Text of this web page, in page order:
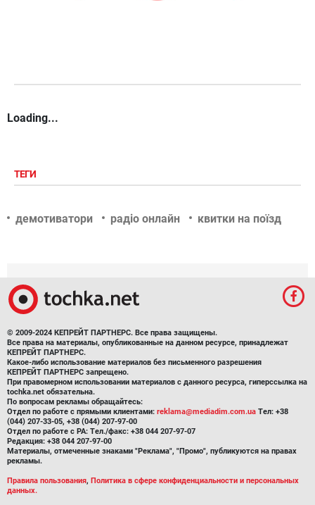
Loading...
ТЕГИ
демотиватори радіо онлайн квитки на поїзд
© 2009-2024 КЕПРЕЙТ ПАРТНЕРС. Все права защищены.
Все права на материалы, опубликованные на данном ресурсе, принадлежат
КЕПРЕЙТ ПАРТНЕРС.
Какое-либо использование материалов без письменного разрешения
КЕПРЕЙТ ПАРТНЕРС запрещено.
При правомерном использовании материалов с данного ресурса, гиперссылка на
tochka.net обязательна.
По вопросам рекламы обращайтесь:
Отдел по работе с прямыми клиентами: reklama@mediadim.com.ua Тел: +38
(044) 207-33-05, +38 (044) 207-97-00
Отдел по работе с РА: Тел./факс: +38 044 207-97-07
Редакция: +38 044 207-97-00
Материалы, отмеченные знаками "Реклама", "Промо", публикуются на правах
рекламы.
Правила пользования, Политика в сфере конфиденциальности и персональных
данных.